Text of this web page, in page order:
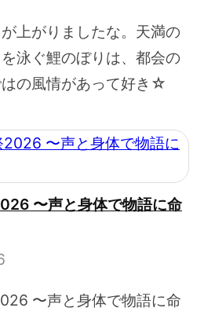
上がりましたな。天満の
泳ぐ鯉のぼりは、都会の
の風情があって好き☆
〜声と身体で物語に命
〜声と身体で物語に命